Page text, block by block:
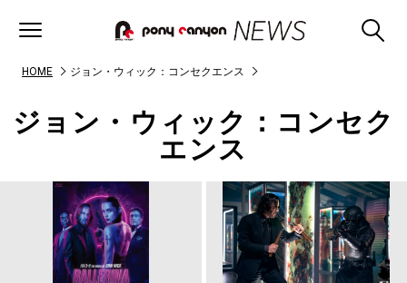
HOME ジョン・ウィック：コンセクエンス
ジョン・ウィック：コンセク
エンス